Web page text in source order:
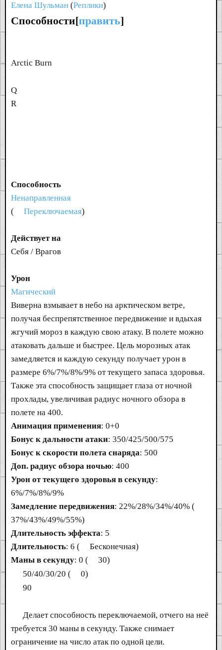
Елена Шульман (Реплики)
Способности[править]
Arctic Burn
Q
R
Способность
Ненаправленная
(
Переключаемая)
Действует на
Себя / Врагов
Урон
Магический
Виверна взмывает в небо на арктическом ветре,
получая беспрепятственное передвижение и вдыхая
жгучий мороз в каждую свою атаку. В полете можно
атаковать дальше и быстрее. Цель морозных атак
замедляется и каждую секунду получает урон в
размере 6%/7%/8%/9% от текущего запаса здоровья.
Также эта способность защищает глаза от ночной
прохлады, увеличивая радиус ночного обзора в
полете на 400.
Анимация применения: 0+0
Бонус к дальности атаки: 350/425/500/575
Бонус к скорости полета снаряда: 500
Доп. радиус обзора ночью: 400
Урон от текущего здоровья в секунду:
6%/7%/8%/9%
Замедление передвижения: 22%/28%/34%/40% (
37%/43%/49%/55%)
Длительность эффекта: 5
Длительность: 6 (
Бесконечная)
Маны в секунду: 0 (
30)
50/40/30/20 (
0)
90
Делает способность переключаемой, отчего на неё
требуется 30 маны в секунду. Также снимает
ограничение на число атак по одной цели.